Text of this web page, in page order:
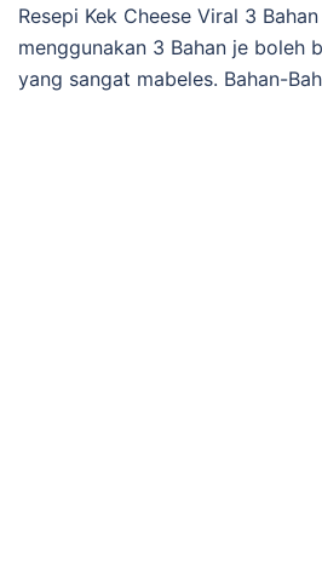
Resepi Kek Cheese Viral 3
menggunakan 3 Bahan je boleh
yang sangat mabeles. Bahan-